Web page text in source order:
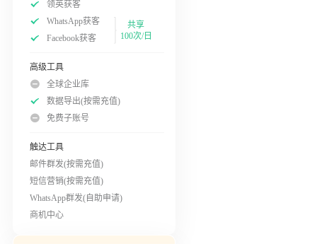
领英获客
WhatsApp获客
Facebook获客
共享
100次/日
高级工具
全球企业库
数据导出(按需充值)
免费子账号
触达工具
邮件群发(按需充值)
短信营销(按需充值)
WhatsApp群发(自助申请)
商机中心